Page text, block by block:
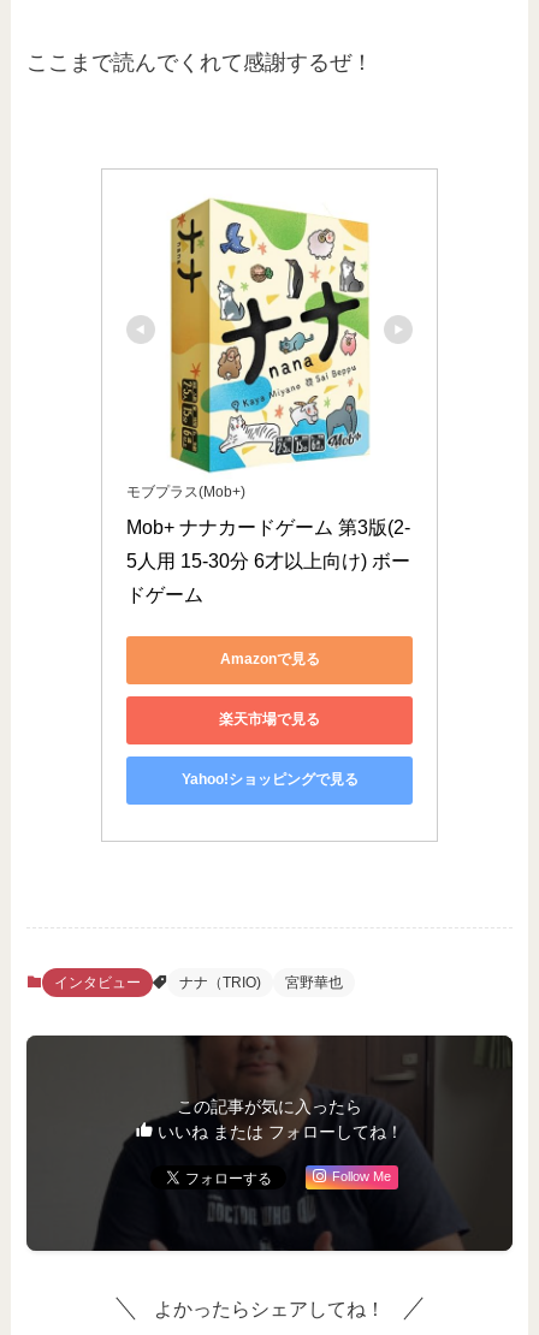
ここまで読んでくれて感謝するぜ！
モブプラス(Mob+)
Mob+ ナナカードゲーム 第3版(2-
5人用 15-30分 6才以上向け) ボー
ドゲーム
Amazonで見る
楽天市場で見る
Yahoo!ショッピングで見る
インタビュー ナナ（TRIO) 宮野華也
この記事が気に入ったら
いいね または フォローしてね！
Follow Me
よかったらシェアしてね！